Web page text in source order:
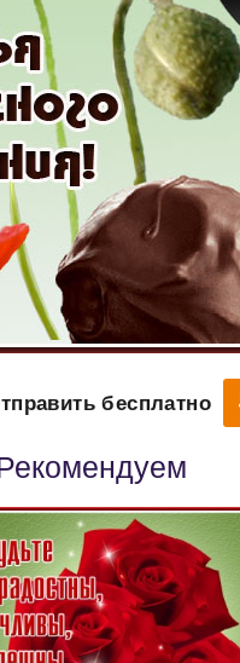
бесплатно